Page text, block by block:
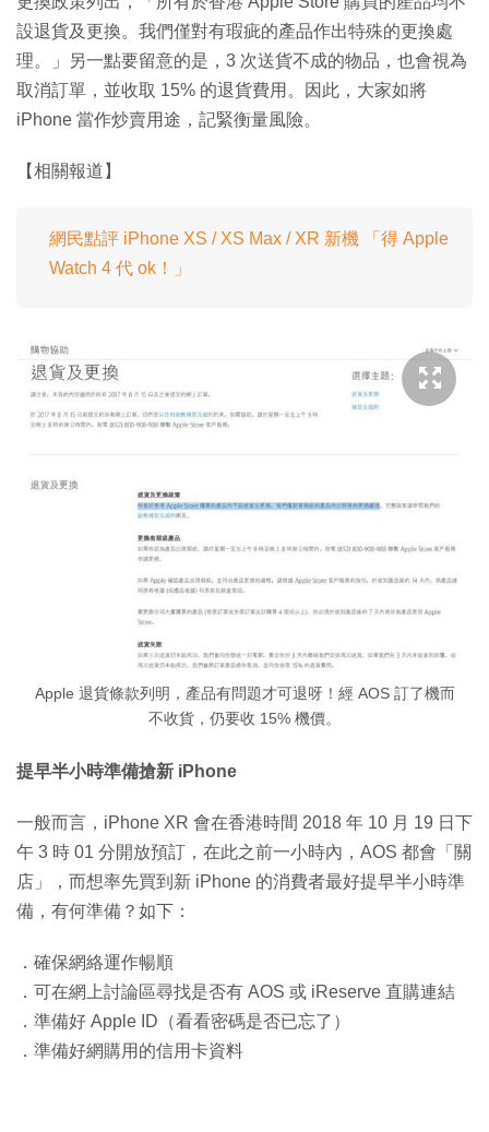
設退貨及更換。我們僅對有瑕疵的產品作出特殊的更換處
理。」另一點要留意的是，3 次送貨不成的物品，也會視為
取消訂單，並收取 15% 的退貨費用。因此，大家如將
iPhone 當作炒賣用途，記緊衡量風險。
【相關報道】
網民點評 iPhone XS / XS Max / XR 新機 「得 Apple
Watch 4 代 ok！」
Apple 退貨條款列明，產品有問題才可退呀！經 AOS 訂了機而
不收貨，仍要收 15% 機價。
提早半小時準備搶新 iPhone
一般而言，iPhone XR 會在香港時間 2018 年 10 月 19 日下
午 3 時 01 分開放預訂，在此之前一小時內，AOS 都會「關
店」，而想率先買到新 iPhone 的消費者最好提早半小時準
備，有何準備？如下：
．確保網絡運作暢順
．可在網上討論區尋找是否有 AOS 或 iReserve 直購連結
．準備好 Apple ID（看看密碼是否已忘了）
．準備好網購用的信用卡資料